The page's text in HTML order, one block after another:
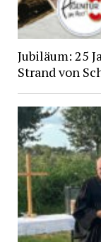
Jubiläum: 25
Strand von